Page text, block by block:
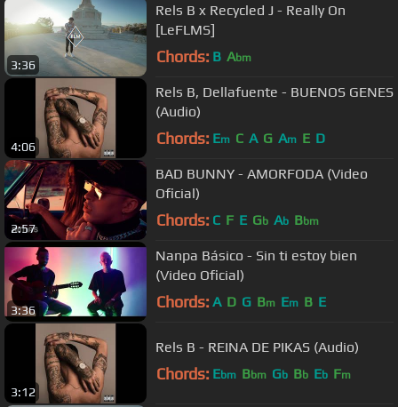
3:36
Rels B x Recycled J - Really On
[LeFLMS]
Chords: B Abm
4:06
Rels B, Dellafuente - BUENOS GENES
(Audio)
Chords: Em C A G Am E D
2:57
BAD BUNNY - AMORFODA (Video
Oficial)
Chords: C F E Gb Ab Bbm
3:36
Nanpa Básico - Sin ti estoy bien
(Video Oficial)
Chords: A D G Bm Em B E
3:12
Rels B - REINA DE PIKAS (Audio)
Chords: Ebm Bbm Gb Bb Eb Fm